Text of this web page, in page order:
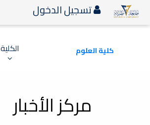
تسجيل الدخول
الكلية كلية العلوم
مركز الأخبار